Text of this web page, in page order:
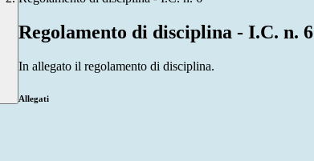
Regolamento di disciplina - I.C. n. 6
In allegato il regolamento di disciplina.
Allegati